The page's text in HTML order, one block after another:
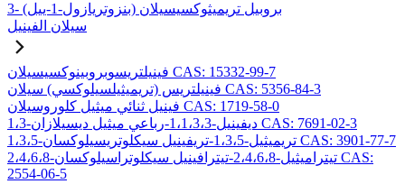
3- (بنزوتريازول-1-ييل) بروبيل تريميثوكسيسيلان
سيلان الفينيل
فينيلتريسوبروبينوكسيسيلان CAS: 15332-99-7
فينيلتريس (تريميثيلسيلوكسي) سيلان CAS: 5356-84-3
فينيل ثنائي ميثيل كلوروسيلان CAS: 1719-58-0
1،3-ديفينيل-1،1،3،3-رباعي ميثيل ديسيلازان CAS: 7691-02-3
1،3،5-تريميثيل-1،3،5-تريفينيل سيكلوتريسيلوكسان CAS: 3901-77-7
2،4،6،8-تيتراميثيل-2،4،6،8-تيترافينيل سيكلوتراسيلوكسان CAS:
2554-06-5